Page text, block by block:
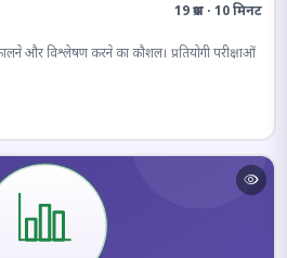
19 प्रश्न · 10 मिनट
और विश्लेषण करने का कौशल। प्रतियोगी परीक्षाओं